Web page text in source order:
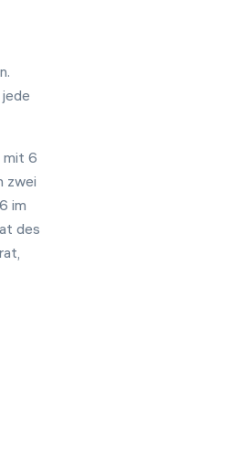
mit 6
zwei
im
des